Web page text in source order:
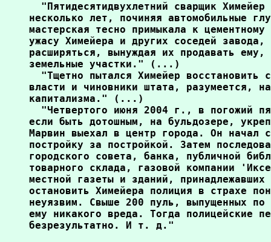
"Пятидесятидвухлетний сварщик Химейер
несколько лет, починяя автомобильные
мастерская тесно примыкала к
ужасу Химейера и других соседей
расширяться, вынуждая их продавать
земельные участки." (...)
"Тщетно пытался Химейер восстановить
власти и чиновники штата, разумеется,
капитализма." (...)
"Четвертого июня 2004 г., в погожий
если быть дотошным, на бульдозере,
Марвин выехал в центр города. Он начал
постройку за постройкой. Затем
городского совета, банка, публичной
товарного склада, газовой компании
местной газеты и зданий,
остановить Химейера полиция в страхе
неуязвим. Свыше 200 пуль, выпущенных по
ему никакого вреда. Тогда полицейские
безрезультатно. И т. д."